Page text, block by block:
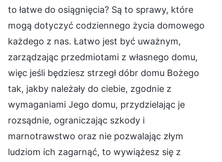
to łatwe do osiągnięcia? Są to sprawy, które
mogą dotyczyć codziennego życia domowego
każdego z nas. Łatwo jest być uważnym,
zarządzając przedmiotami z własnego domu,
więc jeśli będziesz strzegł dóbr domu Bożego
tak, jakby należały do ciebie, zgodnie z
wymaganiami Jego domu, przydzielając je
rozsądnie, ograniczając szkody i
marnotrawstwo oraz nie pozwalając złym
ludziom ich zagarnąć, to wywiążesz się z